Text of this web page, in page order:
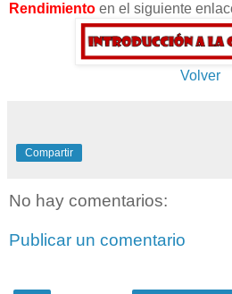
Rendimiento en el siguiente
Volver
Compartir
No hay comentarios:
Publicar un comentario